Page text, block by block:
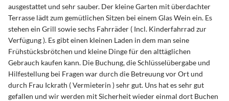
ausgestattet und sehr sauber. Der kleine Garten mit überdachter
Terrasse lädt zum gemütlichen Sitzen bei einem Glas Wein ein. Es
stehen ein Grill sowie sechs Fahrräder ( Incl. Kinderfahrrad zur
Verfügung ). Es gibt einen kleinen Laden in dem man seine
Frühstücksbrötchen und kleine Dinge für den alttäglichen
Gebrauch kaufen kann. Die Buchung, die Schlüsselübergabe und
Hilfestellung bei Fragen war durch die Betreuung vor Ort und
durch Frau Ickrath ( Vermieterin ) sehr gut. Uns hat es sehr gut
gefallen und wir werden mit Sicherheit wieder einmal dort Buchen